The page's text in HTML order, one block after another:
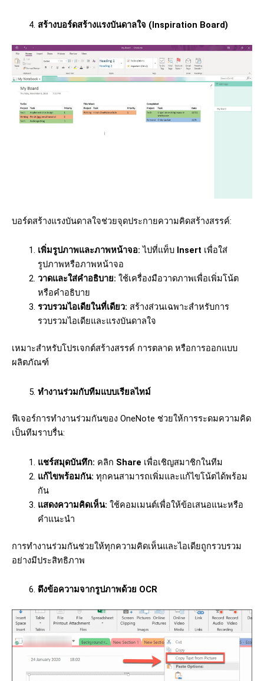
สร้างบอร์ดสร้างแรงบันดาลใจ (Inspiration Board)
บอร์ดสร้างแรงบันดาลใจช่วยจุดประกายความคิดสร้างสรรค์:
เพิ่มรูปภาพและภาพหน้าจอ: ไปที่แท็บ Insert เพื่อใส่
รูปภาพหรือภาพหน้าจอ
วาดและใส่คำอธิบาย: ใช้เครื่องมือวาดภาพเพื่อเพิ่มโน้ต
หรือคำอธิบาย
รวบรวมไอเดียในที่เดียว: สร้างส่วนเฉพาะสำหรับการ
รวบรวมไอเดียและแรงบันดาลใจ
เหมาะสำหรับโปรเจกต์สร้างสรรค์ การตลาด หรือการออกแบบ
ผลิตภัณฑ์
ทำงานร่วมกับทีมแบบเรียลไทม์
ฟีเจอร์การทำงานร่วมกันของ OneNote ช่วยให้การระดมความคิด
เป็นทีมราบรื่น:
แชร์สมุดบันทึก: คลิก Share เพื่อเชิญสมาชิกในทีม
แก้ไขพร้อมกัน: ทุกคนสามารถเพิ่มและแก้ไขโน้ตได้พร้อม
กัน
แสดงความคิดเห็น: ใช้คอมเมนต์เพื่อให้ข้อเสนอแนะหรือ
คำแนะนำ
การทำงานร่วมกันช่วยให้ทุกความคิดเห็นและไอเดียถูกรวบรวม
อย่างมีประสิทธิภาพ
ดึงข้อความจากรูปภาพด้วย OCR